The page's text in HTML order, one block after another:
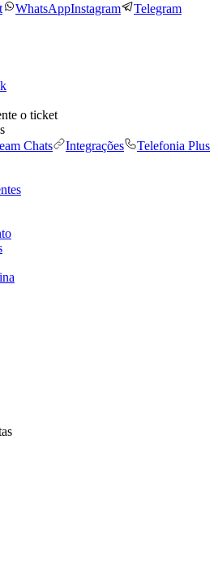
WhatsAppInstagram Telegram
o ticket
Chats Integrações
Telefonia Plus